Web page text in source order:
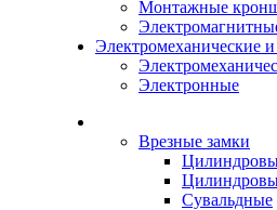
Монтажные
Электромеханические
Электронные
Врезные замки
Сувальдные